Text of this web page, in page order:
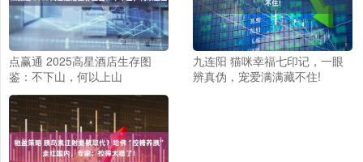
点赢通 2025高星酒店生存图
鉴：不下山，何以上山
九连阳 猫咪幸福七印记，一眼
辨真伪，宠爱满满藏不住!